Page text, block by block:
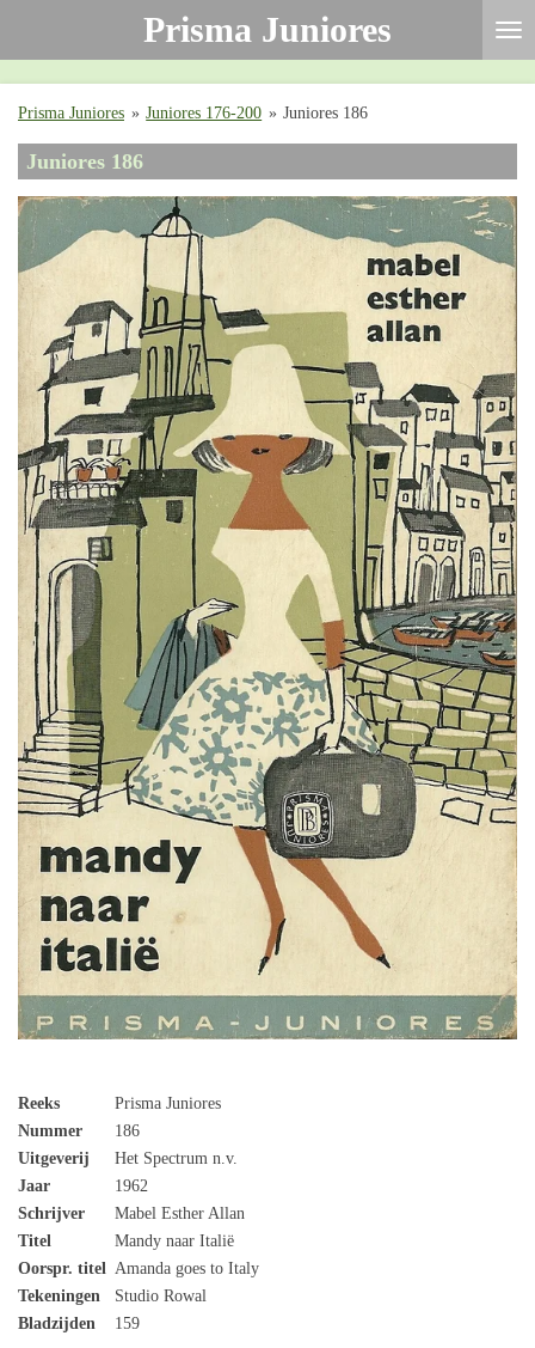
de
Prisma Juniores
Prisma Juniores » Juniores 176-200 » Juniores 186
Juniores 186
Reeks
Prisma Juniores
Nummer
186
Uitgeverij
Het Spectrum n.v.
Jaar
1962
Schrijver
Mabel Esther Allan
Titel
Mandy naar Italië
Oorspr. titel Amanda goes to Italy
Tekeningen
Studio Rowal
Bladzijden
159